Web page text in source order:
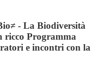
- La Biodiversità
ricco Programma
e incontri con la